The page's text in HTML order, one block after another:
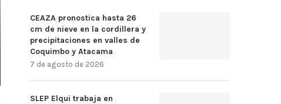
CEAZA pronostica hasta 26
cm de nieve en la cordillera y
precipitaciones en valles de
Coquimbo y Atacama
7 de agosto de 2026
SLEP Elqui trabaja en